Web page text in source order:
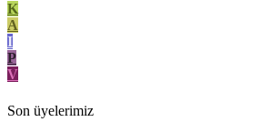
K
A
I
P
V
Son üyelerimiz